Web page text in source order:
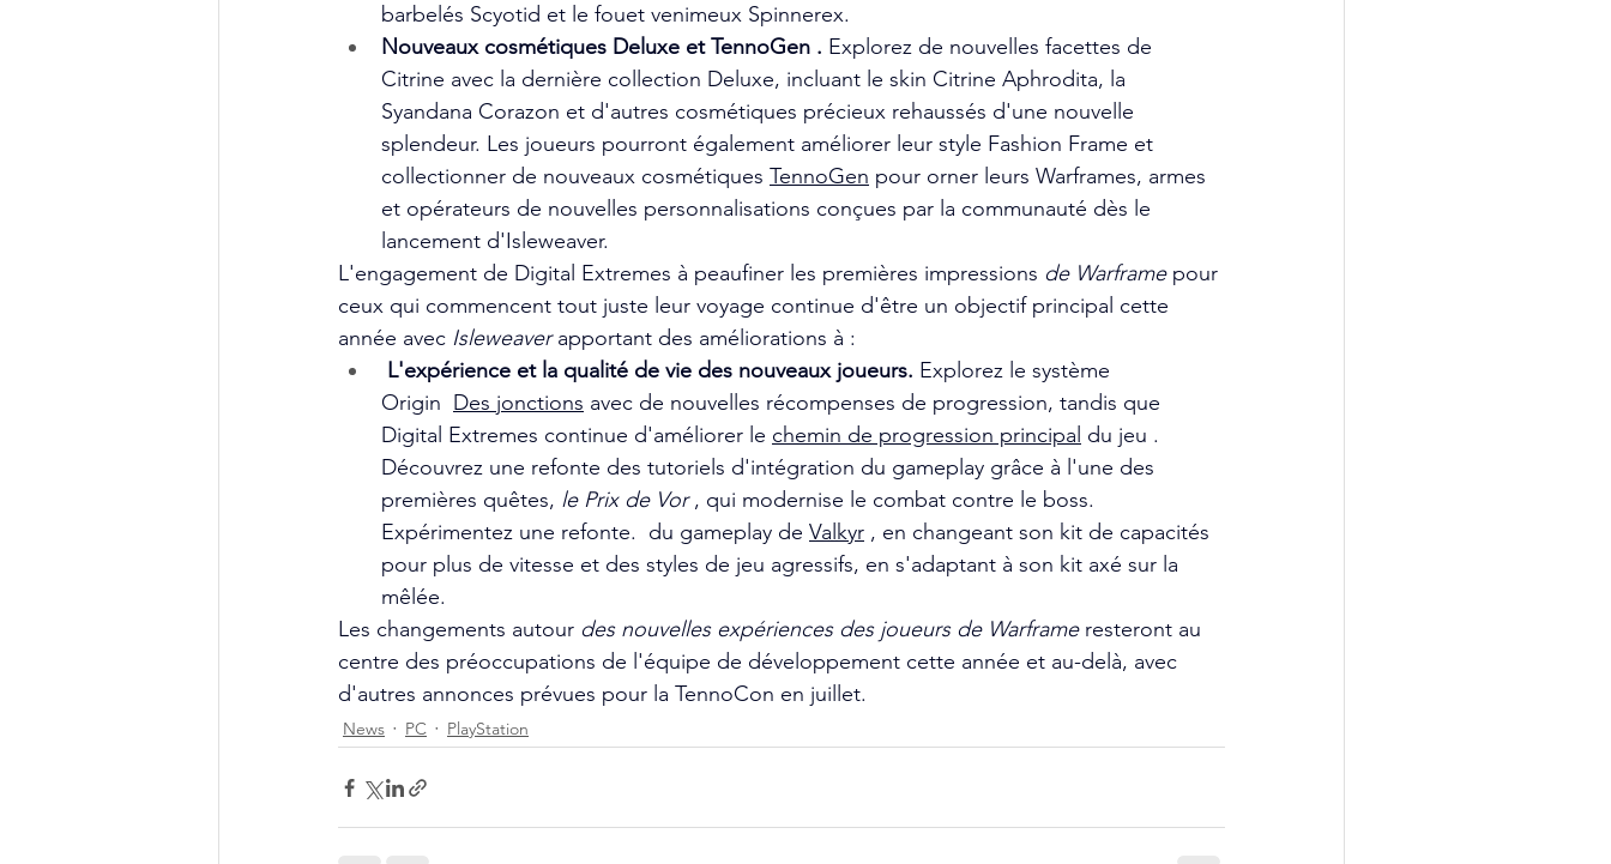
barbelés Scyotid et le fouet venimeux Spinnerex.
Nouveaux cosmétiques Deluxe et TennoGen . Explorez de nouvelles facettes de
Citrine avec la dernière collection Deluxe, incluant le skin Citrine Aphrodita, la
Syandana Corazon et d'autres cosmétiques précieux rehaussés d'une nouvelle
splendeur. Les joueurs pourront également améliorer leur style Fashion Frame et
collectionner de nouveaux cosmétiques TennoGen pour orner leurs Warframes, armes
et opérateurs de nouvelles personnalisations conçues par la communauté dès le
lancement d'Isleweaver.
L'engagement de Digital Extremes à peaufiner les premières impressions de Warframe pour
ceux qui commencent tout juste leur voyage continue d'être un objectif principal cette
année avec Isleweaver apportant des améliorations à :
L'expérience et la qualité de vie des nouveaux joueurs. Explorez le système
Origin Des jonctions avec de nouvelles récompenses de progression, tandis que
Digital Extremes continue d'améliorer le chemin de progression principal du jeu .
Découvrez une refonte des tutoriels d'intégration du gameplay grâce à l'une des
premières quêtes, le Prix de Vor , qui modernise le combat contre le boss.
Expérimentez une refonte.  du gameplay de Valkyr , en changeant son kit de capacités
pour plus de vitesse et des styles de jeu agressifs, en s'adaptant à son kit axé sur la
mêlée.
Les changements autour des nouvelles expériences des joueurs de Warframe resteront au
centre des préoccupations de l'équipe de développement cette année et au-delà, avec
d'autres annonces prévues pour la TennoCon en juillet.
News PC PlayStation